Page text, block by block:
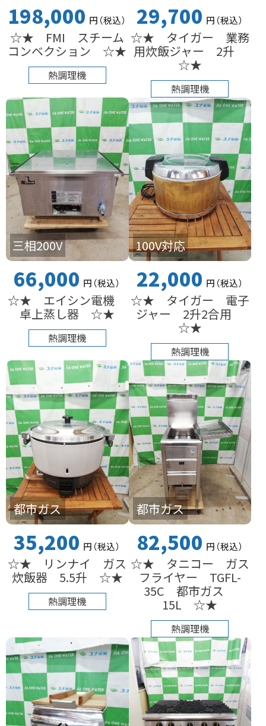
198,000 円（税込）
☆★ FMI スチーム
コンベクション ☆★
熱調理機
29,700 円（税込）
☆★ タイガー 業務
用炊飯ジャー 2升
☆★
熱調理機
三相200V
66,000 円（税込）
☆★ エイシン電機
卓上蒸し器 ☆★
熱調理機
100V対応
22,000 円（税込）
☆★ タイガー 電子
ジャー 2升2合用
☆★
熱調理機
都市ガス
35,200 円（税込）
☆★ リンナイ ガス
炊飯器 5.5升 ☆★
熱調理機
都市ガス
82,500 円（税込）
☆★ タニコー ガス
フライヤー TGFL-
35C 都市ガス
15L ☆★
熱調理機